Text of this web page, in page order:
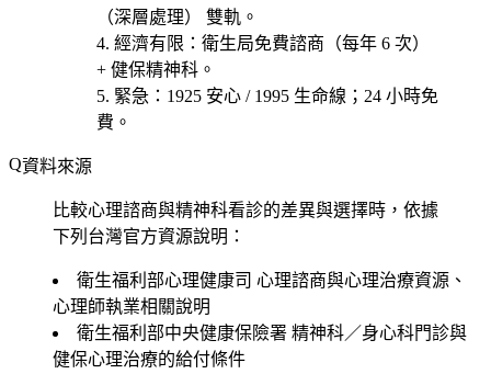
（深層處理） 雙軌。
經濟有限 ：衛生局免費諮商（每年 6 次）
+ 健保精神科。
緊急 ：1925 安心 / 1995 生命線；24 小時免
費。
資料來源
比較心理諮商與精神科看診的差異與選擇時，依據
下列台灣官方資源說明：
衛生福利部心理健康司 心理諮商與心理治療資源、
心理師執業相關說明
衛生福利部中央健康保險署 精神科／身心科門診與
健保心理治療的給付條件